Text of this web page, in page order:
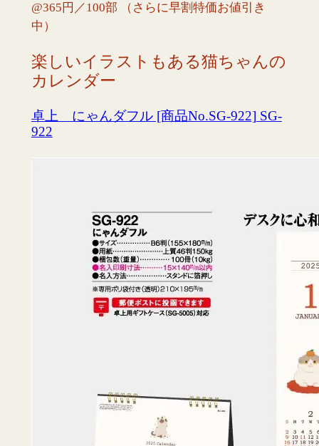
@365円／100部 （さらに早割特価お値引き
中）
楽しいイラストもある猫ちゃんの
カレンダー
卓上 にゃんダフル [商品No.SG-922] SG-
922